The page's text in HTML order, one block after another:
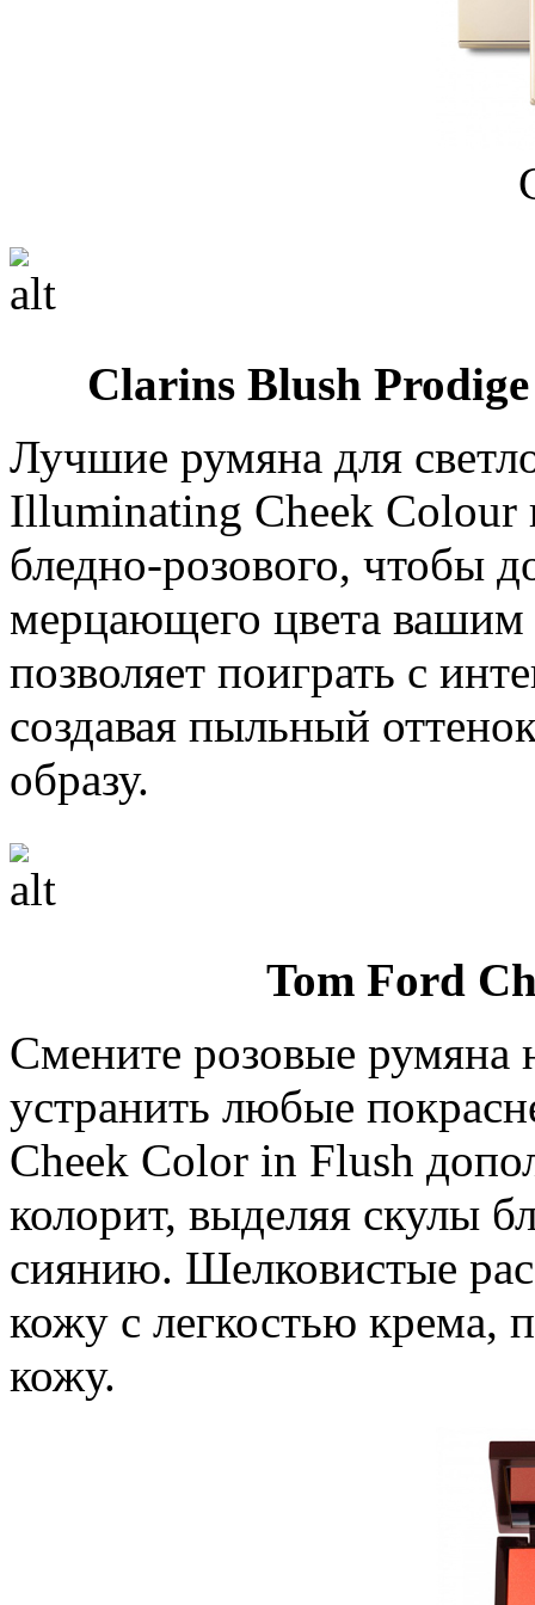
Clarins Blush
Лучшие румяна для
Illuminating Cheek Colour
бледно-розового, чтобы
мерцающего цвета
позволяет поиграть с
создавая пыльный
образу.
Tom Ford
Смените розовые румяна
устранить любые
Cheek Color in Flush
колорит, выделяя скулы
сиянию. Шелковистые
кожу с легкостью крема,
кожу.